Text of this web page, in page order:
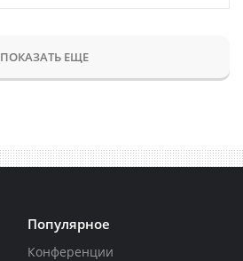
ПОКАЗАТЬ ЕЩЕ
Популярное
Конференции